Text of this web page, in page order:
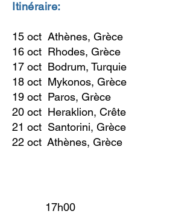
Itinéraire:
15 oct Athènes, Grèce
16 oct Rhodes, Grèce
17 oct Bodrum, Turquie
18 oct Mykonos, Grèce
19 oct Paros, Grèce
20 oct Heraklion, Crête
21 oct Santorini, Grèce
22 oct Athènes, Grèce
17h00